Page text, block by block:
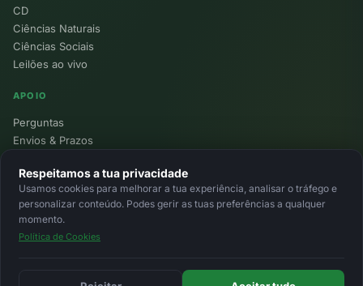
CD
Ciências Naturais
Ciências Sociais
Leilões ao vivo
APOIO
Perguntas
Envios & Prazos
Devoluções
Minha Conta
© 2026 Ecolivros. Todos os direitos reservados.
Respeitamos a tua privacidade
Usamos cookies para melhorar a tua experiência, analisar o tráfego e
personalizar conteúdo. Podes gerir as tuas preferências a qualquer
momento.
Política de Cookies